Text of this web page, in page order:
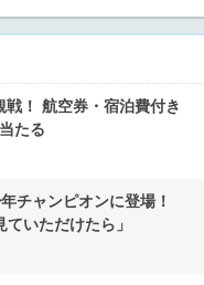
！ 航空券・宿泊費付き
たる
チャンピオンに登場！
ていただけたら」